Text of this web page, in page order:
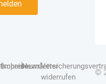
|Impressum
|Newsletter
|
widerrufen
©